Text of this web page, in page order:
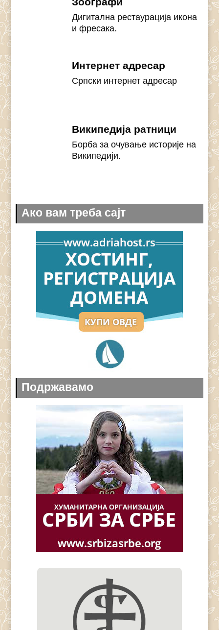
Дигитална рестаурација икона
и фресака.
Интернет адресар
Српски интернет адресар
Википедија ратници
Борба за очување историје на
Википедији.
Ако вам треба сајт
Подржавамо